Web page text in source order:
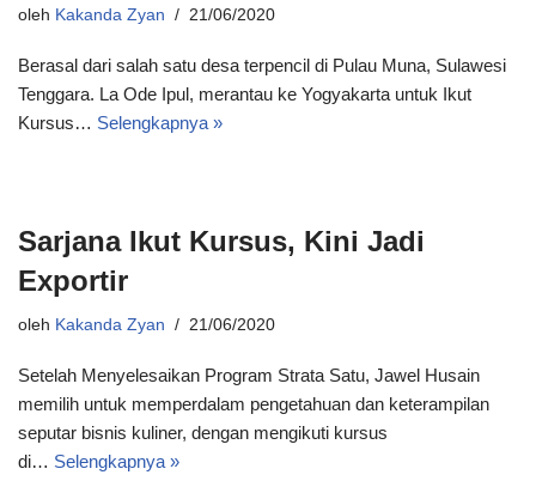
oleh Kakanda Zyan 21/06/2020
Berasal dari salah satu desa terpencil di Pulau Muna, Sulawesi
Tenggara. La Ode Ipul, merantau ke Yogyakarta untuk Ikut
Kursus… Selengkapnya »
Sarjana Ikut Kursus, Kini Jadi
Exportir
oleh Kakanda Zyan 21/06/2020
Setelah Menyelesaikan Program Strata Satu, Jawel Husain
memilih untuk memperdalam pengetahuan dan keterampilan
seputar bisnis kuliner, dengan mengikuti kursus
di… Selengkapnya »